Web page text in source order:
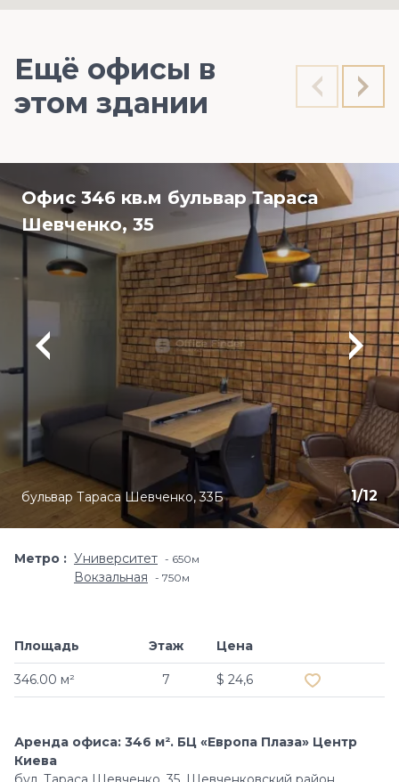
Ещё офисы в
этом здании
Офис 346 кв.м бульвар Тараса
Шевченко, 35
1/12
бульвар Тараса Шевченко, 33Б
Метро Университет 650м
Вокзальная 750м
Площадь
346.00 м²
Этаж
7
Цена
$ 24,6
Аренда офиса: 346 м². БЦ «Европа Плаза» Центр
Киева